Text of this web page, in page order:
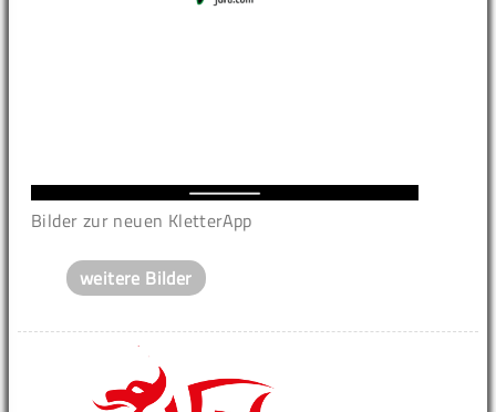
Bilder zur neuen KletterApp
weitere Bilder